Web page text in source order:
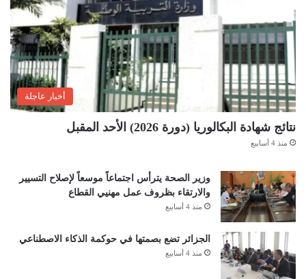
أخبار عاجلة
نتائج شهادة البكالوريا (دورة 2026) الأحد المقبل
منذ 4 أسابيع
وزير الصحة يترأس اجتماعاً موسعاً لإصلاح التسيير
والارتقاء بظروف عمل مهنيي القطاع
منذ 4 أسابيع
الجزائر تضع بصمتها في حوكمة الذكاء الاصطناعي
منذ 4 أسابيع